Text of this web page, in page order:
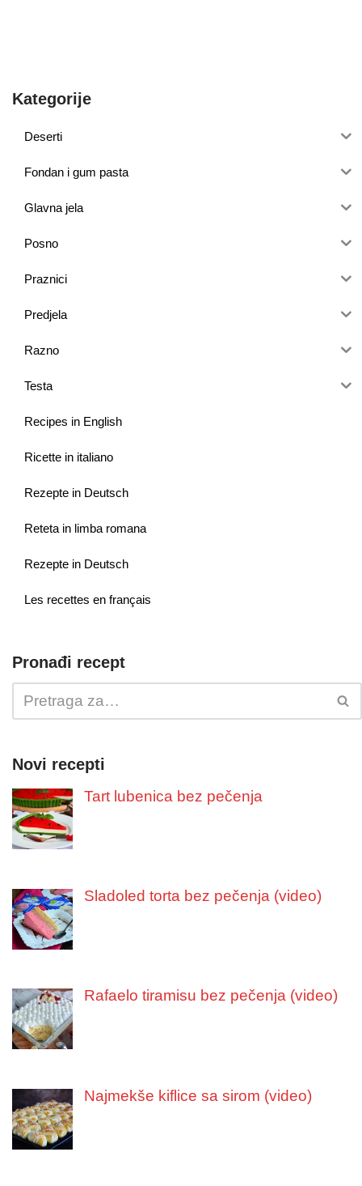
Kategorije
Deserti
Fondan i gum pasta
Glavna jela
Posno
Praznici
Predjela
Razno
Testa
Recipes in English
Ricette in italiano
Rezepte in Deutsch
Reteta in limba romana
Rezepte in Deutsch
Les recettes en français
Pronađi recept
Novi recepti
Tart lubenica bez pečenja
Sladoled torta bez pečenja (video)
Rafaelo tiramisu bez pečenja (video)
Najmekše kiflice sa sirom (video)